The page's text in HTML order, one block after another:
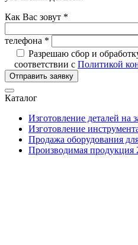
Как Вас зовут *
телефона *
Разрешаю сбор и
соответствии с Политикой
Отправить заявку
Каталог
Изготовление деталей на
Изготовление
Продажа оборудования
Производимая продукция